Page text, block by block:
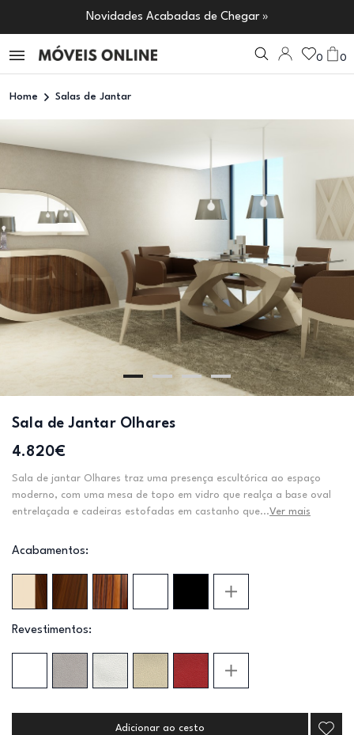
Novidades Acabadas de Chegar »
0 0
Home Salas de Jantar
Sala de Jantar Olhares
4.820€
Sala de jantar Olhares traz uma presença escultórica ao espaço
moderno, com uma mesa de topo em vidro que realça a base oval
entrelaçada e cadeiras estofadas em castanho que...Ver mais
Acabamentos:
Revestimentos:
Adicionar ao cesto